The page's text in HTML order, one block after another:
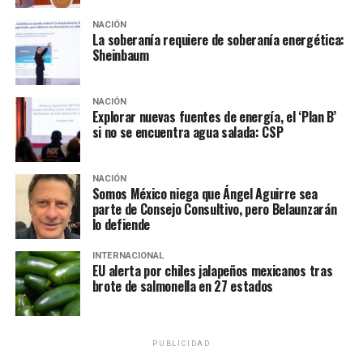
En ese sentido, llamó a buscar una comprensión
diferente del poder y autoridad en la Iglesia desde las
perspectivas que pueden aportar tanto mujeres como
hombres.
Provida y rechazo a la
interrupción del embarazo
Las señas de su inclinación al conservadurismo también
se observan en los reportes de su presencia en marchas
«provida», es decir, contra la interrupción legal del
embarazo. Dicho dato no pasó desapercibido por la
organización «Católicos por la Elección», la cual, a
través de un posicionamiento sobre el nuevo pontífice,
señaló que sabía que León XIV no coincide con la
mayoría de los católicos estadounidenses, quienes
apoyan la legalización del aborto.
NACIÓN
La soberanía requiere de soberanía energética:
Sheinbaum
NACIÓN
Explorar nuevas fuentes de energía, el ‘Plan B’
si no se encuentra agua salada: CSP
NACIÓN
Somos México niega que Ángel Aguirre sea
parte de Consejo Consultivo, pero Belaunzarán
lo defiende
INTERNACIONAL
EU alerta por chiles jalapeños mexicanos tras
brote de salmonella en 27 estados
PUBLICIDAD